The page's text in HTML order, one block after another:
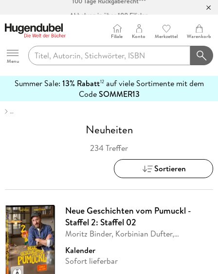
Abholung in über 100 Filialen
Hugendubel
Menu
Filiale Konto Merkzettel Warenkorb
Summer Sale: 13% Rabatt12auf viele Sortimente mit dem
CodeSOMMER13
erfahren
…
Neuheiten
234 Treffer
Sortieren
Neue Geschichten vom Pumuckl -
Staffel 2: Staffel 02
Moritz Binder, Korbinian Dufter,
Kalender
Sofort lieferbar